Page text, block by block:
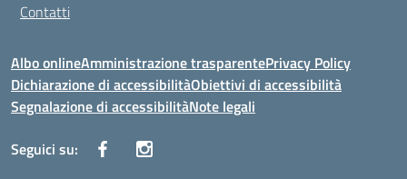
Contatti
Albo onlineAmministrazione trasparentePrivacy Policy
Dichiarazione di accessibilitàObiettivi di accessibilità
Segnalazione di accessibilitàNote legali
Seguici su: